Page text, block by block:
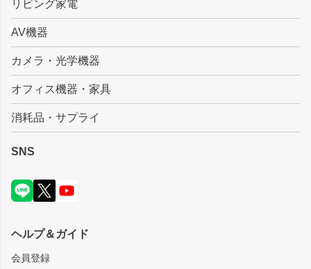
リビング家電
AV機器
カメラ・光学機器
オフィス機器・家具
消耗品・サプライ
SNS
ヘルプ＆ガイド
会員登録